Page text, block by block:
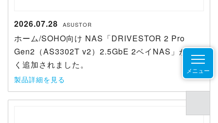
メニュー
2026.07.28 ASUSTOR
ホーム/SOHO向け NAS「DRIVESTOR 2 Pro
Gen2（AS3302T v2）2.5GbE 2ベイNAS」が新し
く追加されました。
製品詳細を見る